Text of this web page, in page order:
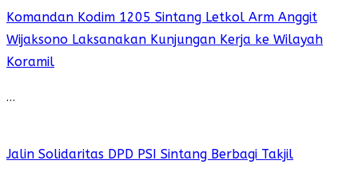
Komandan Kodim 1205 Sintang Letkol Arm Anggit
Wijaksono Laksanakan Kunjungan Kerja ke Wilayah
Koramil
…
Jalin Solidaritas DPD PSI Sintang Berbagi Takjil